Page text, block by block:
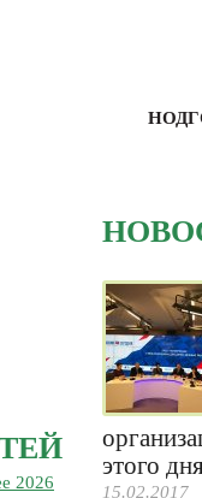
2026
этого
15.02.2017